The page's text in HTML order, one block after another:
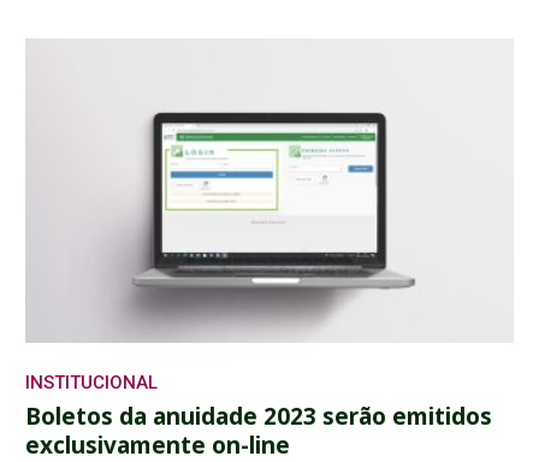
INSTITUCIONAL
Boletos da anuidade 2023 serão emitidos
exclusivamente on-line